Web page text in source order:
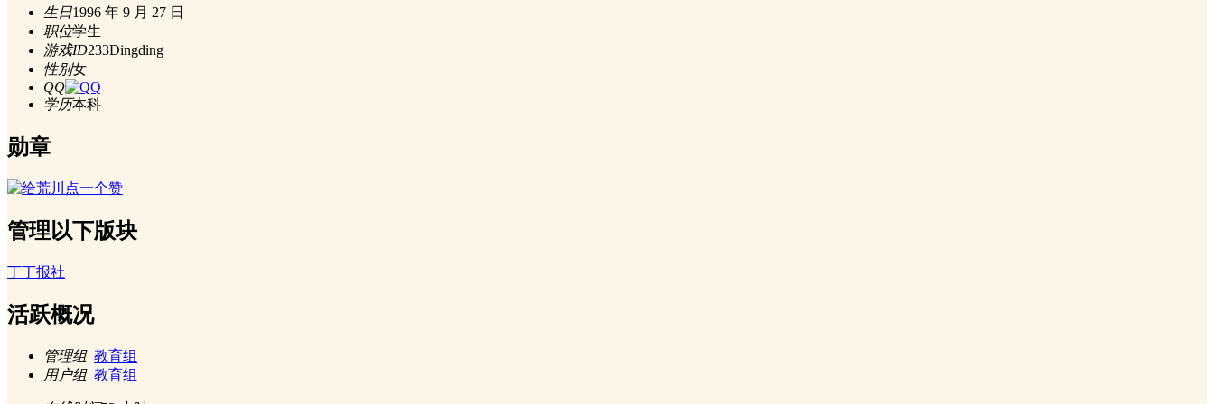
生日1996 年 9 月 27 日
职位学生
游戏ID233Dingding
性别女
QQ
学历本科
勋章
管理以下版块
丁丁报社
活跃概况
管理组 教育组
用户组 教育组